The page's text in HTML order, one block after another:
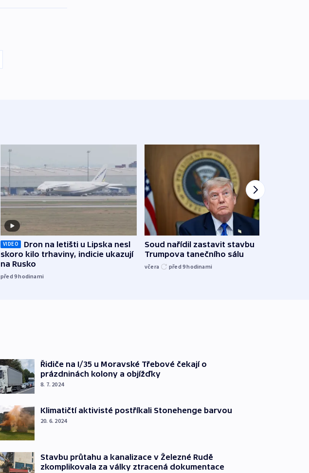
VIDEO
Dron na letišti u Lipska nesl
skoro kilo trhaviny, indicie ukazují
na Rusko
před 9hodinami
Soud nařídil zastavit stavbu
Trumpova tanečního sálu
včera před 9hodinami
Řidiče na I/35 u Moravské Třebové čekají o
prázdninách kolony a objížďky
8. 7. 2024
Klimatičtí aktivisté postříkali Stonehenge barvou
20. 6. 2024
Stavbu průtahu a kanalizace v Železné Rudě
zkomplikovala za války ztracená dokumentace